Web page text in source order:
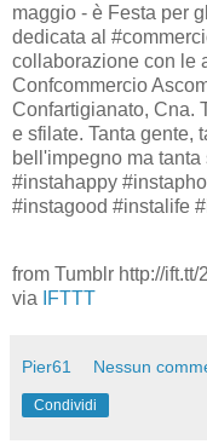
maggio - è Festa per
dedicata al
collaborazione con le
Confcommercio
Confartigianato, Cna.
e sfilate. Tanta gente,
bell'impegno ma
#instahappy
#instagood #instalife
from Tumblr http://ift.tt/
via
IFTTT
Pier61 Nessun
Condividi